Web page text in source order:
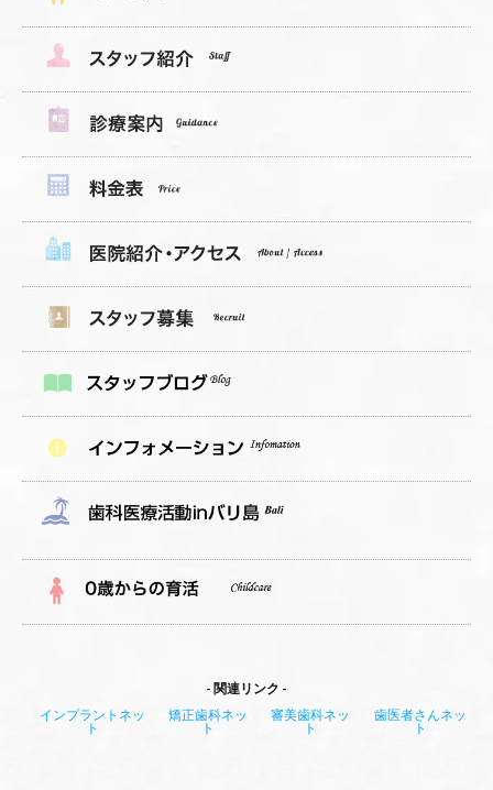
関連リンク
インプラントネッ
ト
矯正歯科ネッ
ト
審美歯科ネッ
ト
歯医者さんネッ
ト